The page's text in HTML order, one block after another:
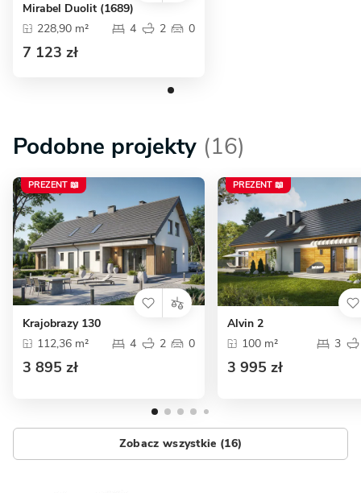
Mirabel Duolit (1689)
228,90 m²
4 2 0
7 123 zł
Podobne projekty (16)
PREZENT 📖
Krajobrazy 130
112,36 m²
4 2 0
3 895 zł
PREZENT 📖
Alvin 2
100 m²
3
3 995 zł
Zobacz wszystkie (16)